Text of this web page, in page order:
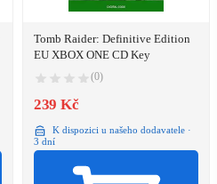
Tomb Raider: Definitive Edition
EU XBOX ONE CD Key
(0)
239 Kč
K dispozici u našeho dodavatele ·
3 dní